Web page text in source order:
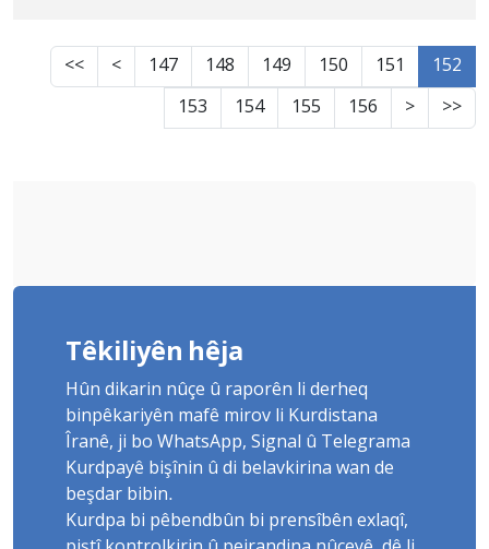
<< < 147 148 149 150 151
152
153
154 155 156 > >>
Têkiliyên hêja
Hûn dikarin nûçe û raporên li derheq
binpêkariyên mafê mirov li Kurdistana
Îranê, ji bo WhatsApp, Signal û Telegrama
Kurdpayê bişînin û di belavkirina wan de
beşdar bibin.
Kurdpa bi pêbendbûn bi prensîbên exlaqî,